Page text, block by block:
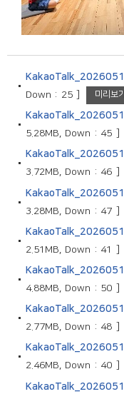
Down : 25 ]
미리보기
5.28MB, Down : 45 ]
3.72MB, Down : 46 ]
3.28MB, Down : 47 ]
2.51MB, Down : 41 ]
4.88MB, Down : 50 ]
2.77MB, Down : 48 ]
2.46MB, Down : 40 ]